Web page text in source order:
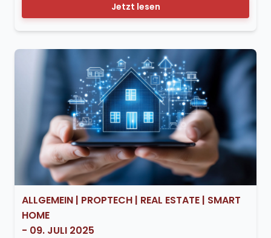
Jetzt lesen
ALLGEMEIN| PROPTECH| REAL ESTATE| SMART
HOME
- 09. JULI 2025